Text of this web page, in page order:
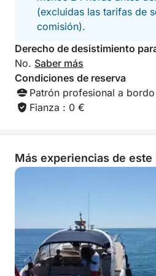
para que cada uno disfrute
Con un capitán
mejores rincones, solo tienes
lento y relajante, o rápido e
caso, es un día completo
la diversión y momentos que
mucho tiempo.
(excluidas las tarifas de
comisión).
Derecho de desistimiento
No. Saber más
Condiciones de reserva
Patrón profesional a
Fianza : 0 €
Más experiencias de